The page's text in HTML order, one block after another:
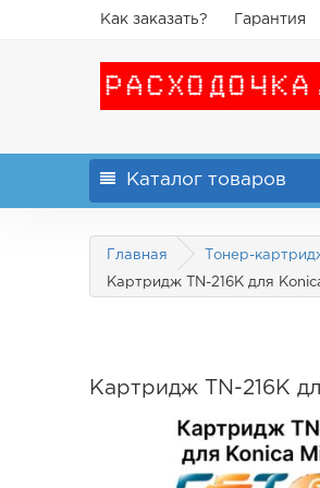
Как заказать? Гарантия
Каталог товаров
Главная Тонер-
Картридж TN-216K для
Картридж TN-216K